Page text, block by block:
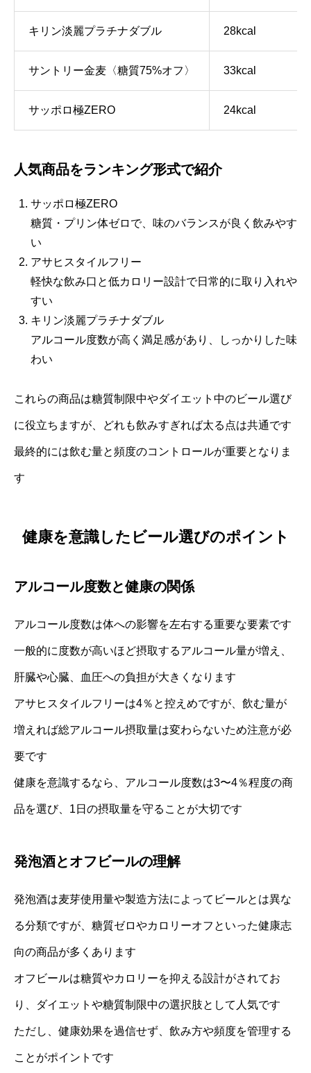
キリン淡麗プラチナダブル 28kcal
サントリー金麦〈糖質75%オフ〉 33kcal
サッポロ極ZERO 24kcal
人気商品をランキング形式で紹介
サッポロ極ZERO
糖質・プリン体ゼロで、味のバランスが良く飲みやす
い
アサヒスタイルフリー
軽快な飲み口と低カロリー設計で日常的に取り入れや
すい
キリン淡麗プラチナダブル
アルコール度数が高く満足感があり、しっかりした味
わい
これらの商品は糖質制限中やダイエット中のビール選び
に役立ちますが、どれも飲みすぎれば太る点は共通です
最終的には飲む量と頻度のコントロールが重要となりま
す
健康を意識したビール選びのポイント
アルコール度数と健康の関係
アルコール度数は体への影響を左右する重要な要素です
一般的に度数が高いほど摂取するアルコール量が増え、
肝臓や心臓、血圧への負担が大きくなります
アサヒスタイルフリーは4％と控えめですが、飲む量が
増えれば総アルコール摂取量は変わらないため注意が必
要です
健康を意識するなら、アルコール度数は3〜4％程度の商
品を選び、1日の摂取量を守ることが大切です
発泡酒とオフビールの理解
発泡酒は麦芽使用量や製造方法によってビールとは異な
る分類ですが、糖質ゼロやカロリーオフといった健康志
向の商品が多くあります
オフビールは糖質やカロリーを抑える設計がされてお
り、ダイエットや糖質制限中の選択肢として人気です
ただし、健康効果を過信せず、飲み方や頻度を管理する
ことがポイントです